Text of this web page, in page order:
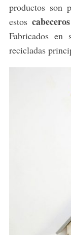
productos son
estos
Fabricados
recicladas
a
r
c